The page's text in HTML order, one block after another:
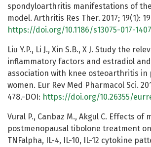
spondyloarthritis manifestations of
model. Arthritis Res Ther. 2017; 19(1):
https://doi.org/10.1186/s13075-017-
Liu Y.P., Li J., Xin S.B., X J. Study the
inflammatory factors and estradiol
association with knee osteoarthritis in
women. Eur Rev Med Pharmacol Sci.
478.-DOI: https://doi.org/10.26355/
Vural P., Canbaz M., Akgul C. Effects of
postmenopausal tibolone treatment
TNFalpha, IL-4, IL-10, IL-12 cytokine